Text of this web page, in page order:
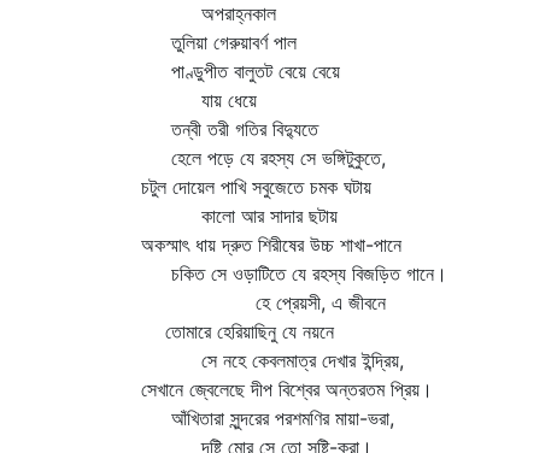
অপরাহ্নকাল
তুলিয়া গেরুয়াবর্ণ পাল
পাণ্ডুপীত বালুতট বেয়ে বেয়ে
যায় ধেয়ে
তন্বী তরী গতির বিদ্যুতে
হেলে পড়ে যে রহস্য সে ভঙ্গিটুকুতে,
চটুল দোয়েল পাখি সবুজেতে চমক ঘটায়
কালো আর সাদার ছটায়
অকস্মাৎ ধায় দ্রুত শিরীষের উচ্চ শাখা-পানে
চকিত সে ওড়াটিতে যে রহস্য বিজড়িত গানে।
হে প্রেয়সী, এ জীবনে
তোমারে হেরিয়াছিনু যে নয়নে
সে নহে কেবলমাত্র দেখার ইন্দ্রিয়,
সেখানে জ্বেলেছে দীপ বিশ্বের অন্তরতম প্রিয়।
আঁখিতারা সুন্দরের পরশমণির মায়া-ভরা,
দৃষ্টি মোর সে তো সৃষ্টি-করা।